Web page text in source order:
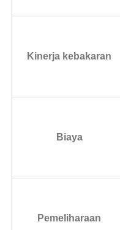
Kinerja kebakaran
Biaya
Pemeliharaan